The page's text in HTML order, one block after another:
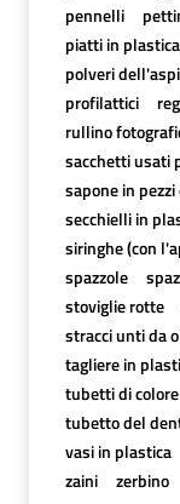
pennelli
piatti in plastica
polveri
profilattici
rullino
sacchetti usati
sapone in
secchielli in
siringhe (con
spazzole
stoviglie rotte
stracci unti da
tagliere in
tubetti di colore
tubetto del
vasi in plastica
zaini
zerbino